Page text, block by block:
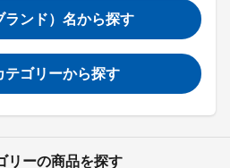
ランド）名から探す
テゴリーから探す
リーの商品を探す